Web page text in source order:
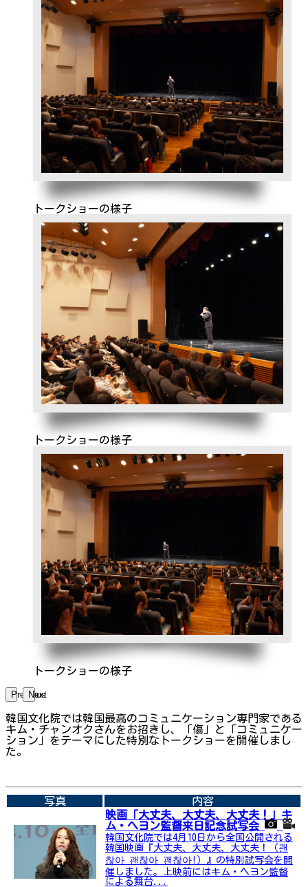
トークショーの様子
トークショーの様子
トークショーの様子
Previous
Next
韓国文化院では韓国最高のコミュニケーション専門家である
キム・チャンオクさんをお招きし、「傷」と「コミュニケー
ション」をテーマにした特別なトークショーを開催しまし
た。
写真
内容
映画「大丈夫、大丈夫、大丈夫！」キ
ム・へヨン監督来日記念試写会
韓国文化院では4月10日から全国公開される
韓国映画『大丈夫、大丈夫、大丈夫！（괜
찮아 괜찮아 괜찮아!）』の特別試写会を開
催しました。上映前にはキム・ヘヨン監督
による舞台...